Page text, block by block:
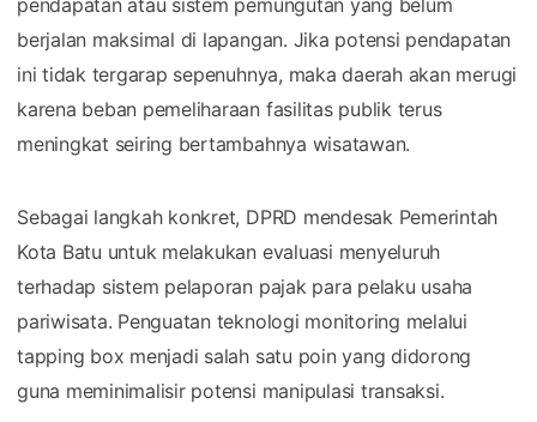
berjalan maksimal di lapangan. Jika potensi pendapatan
ini tidak tergarap sepenuhnya, maka daerah akan merugi
karena beban pemeliharaan fasilitas publik terus
meningkat seiring bertambahnya wisatawan.
Sebagai langkah konkret, DPRD mendesak Pemerintah
Kota Batu untuk melakukan evaluasi menyeluruh
terhadap sistem pelaporan pajak para pelaku usaha
pariwisata. Penguatan teknologi monitoring melalui
tapping box menjadi salah satu poin yang didorong
guna meminimalisir potensi manipulasi transaksi.